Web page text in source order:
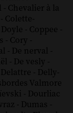
- Chevalier à la
- Colette-
- Coppee -
- Cory -
- De nerval -
- De vesly -
Delattre - Delly-
Valmore
- Dourliac
- Dumas -